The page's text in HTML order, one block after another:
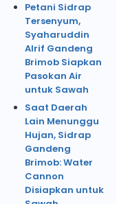
Petani Sidrap
Tersenyum,
Syaharuddin
Alrif Gandeng
Brimob Siapkan
Pasokan Air
untuk Sawah
Saat Daerah
Lain Menunggu
Hujan, Sidrap
Gandeng
Brimob: Water
Cannon
Disiapkan untuk